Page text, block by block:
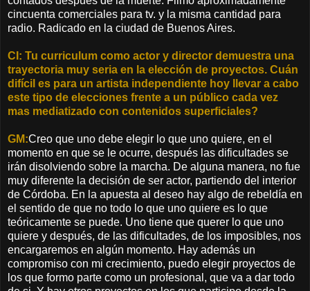
cincuenta comerciales para tv. y la misma cantidad para
radio. Radicado en la ciudad de Buenos Aires.
CI: Tu curriculum como actor y director demuestra una
trayectoria muy seria en la elección de proyectos. Cuán
difícil es para un artista independiente hoy llevar a cabo
este tipo de elecciones frente a un público cada vez
mas mediatizado con contenidos superficiales?
GM:Creo que uno debe elegir lo que uno quiere, en el
momento en que se le ocurre, después las dificultades se
irán disolviendo sobre la marcha. De alguna manera, no fue
muy diferente la decisión de ser actor, partiendo del interior
de Córdoba. En la apuesta al deseo hay algo de rebeldía en
el sentido de que no todo lo que uno quiere es lo que
teóricamente se puede. Uno tiene que querer lo que uno
quiere y después, de las dificultades, de los imposibles, nos
encargaremos en algún momento. Hay además un
compromiso con mi crecimiento, puedo elegir proyectos de
los que formo parte como un profesional, que va a dar todo